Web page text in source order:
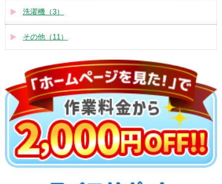
洗濯機（3）
その他（11）